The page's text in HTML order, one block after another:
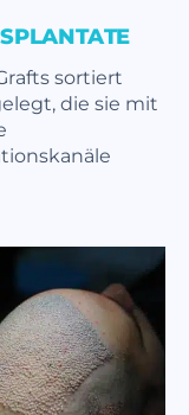
sortiert
die sie mit